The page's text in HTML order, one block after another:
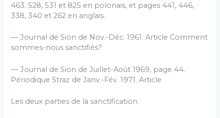
463. 528, 531 et 825 en polonais, et pages 441, 446,
338, 340 et 262 en anglais.
— Journal de Sion de Nov.-Déc. 1961. Article Comment
sommes-nous sanctifiés?
— Journal de Sion de Juillet-Août 1969, page 44.
Périodique Straz de Janv.-Fév. 1971. Article
Les deux parties de la sanctification.